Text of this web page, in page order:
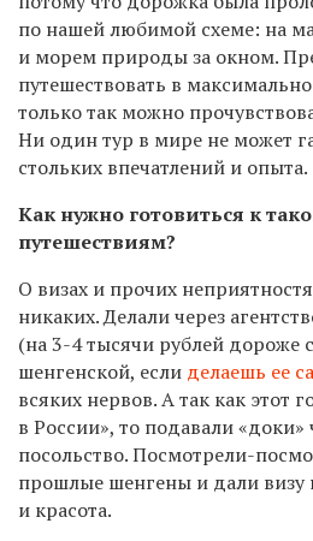
по нашей любимой схеме: на
и морем природы за окном.
путешествовать в
только так можно
Ни один тур в мире не может
стольких впечатлений и опыта.
Как нужно готовиться к
путешествиям?
О визах и прочих
никаких. Делали через
(на 3-4 тысячи рублей дороже
шенгенской, если делаешь ее
всяких нервов. А так как этот
в России», то подавали «доки»
посольство. Посмотрели-
прошлые шенгены и дали визу
и красота.